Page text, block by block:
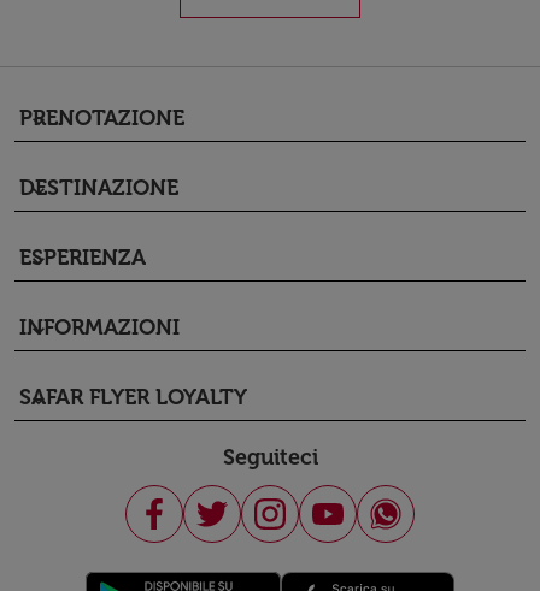
PRENOTAZIONE
keyboard_arrow_down
DESTINAZIONE
keyboard_arrow_down
ESPERIENZA
keyboard_arrow_down
INFORMAZIONI
keyboard_arrow_down
SAFAR FLYER LOYALTY
keyboard_arrow_down
Seguiteci